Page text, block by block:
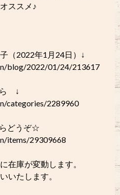
ススメ♪
（2022年1月24日）↓
blog/2022/01/24/213617
ら ↓
categories/2289960
どうぞ☆
items/29309668
在庫が変動します。
いたします。